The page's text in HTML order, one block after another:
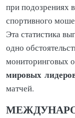
при подозрениях
спортивного
Эта статистика
одно
мониторинговых
мировых
матчей.